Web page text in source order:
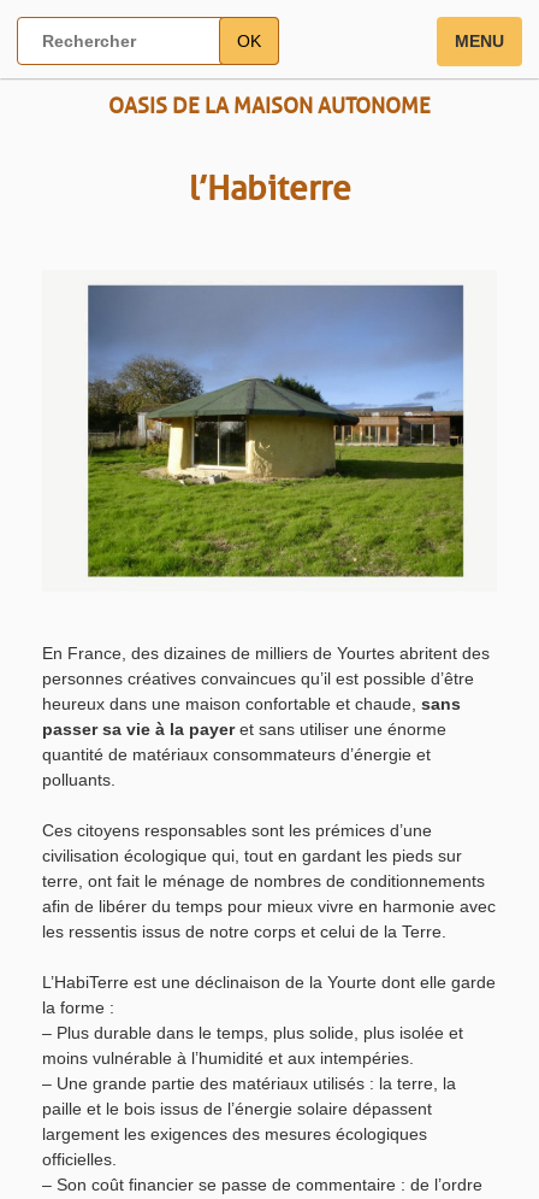
OASIS DE LA MAISON AUTONOME
MENU
l’Habiterre
En France, des dizaines de milliers de Yourtes abritent des
personnes créatives convaincues qu’il est possible d’être
heureux dans une maison confortable et chaude, sans
passer sa vie à la payeret sans utiliser une énorme
quantité de matériaux consommateurs d’énergie et
polluants.
Ces citoyens responsables sont les prémices d’une
civilisation écologique qui, tout en gardant les pieds sur
terre, ont fait le ménage de nombres de conditionnements
afin de libérer du temps pour mieux vivre en harmonie avec
les ressentis issus de notre corps et celui de la Terre.
L’HabiTerre est une déclinaison de la Yourte dont elle garde
la forme :
– Plus durable dans le temps, plus solide, plus isolée et
moins vulnérable à l’humidité et aux intempéries.
– Une grande partie des matériaux utilisés : la terre, la
paille et le bois issus de l’énergie solaire dépassent
largement les exigences des mesures écologiques
officielles.
– Son coût financier se passe de commentaire : de l’ordre
OK